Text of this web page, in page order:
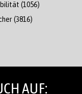
(1056)
(3816)
AUF: